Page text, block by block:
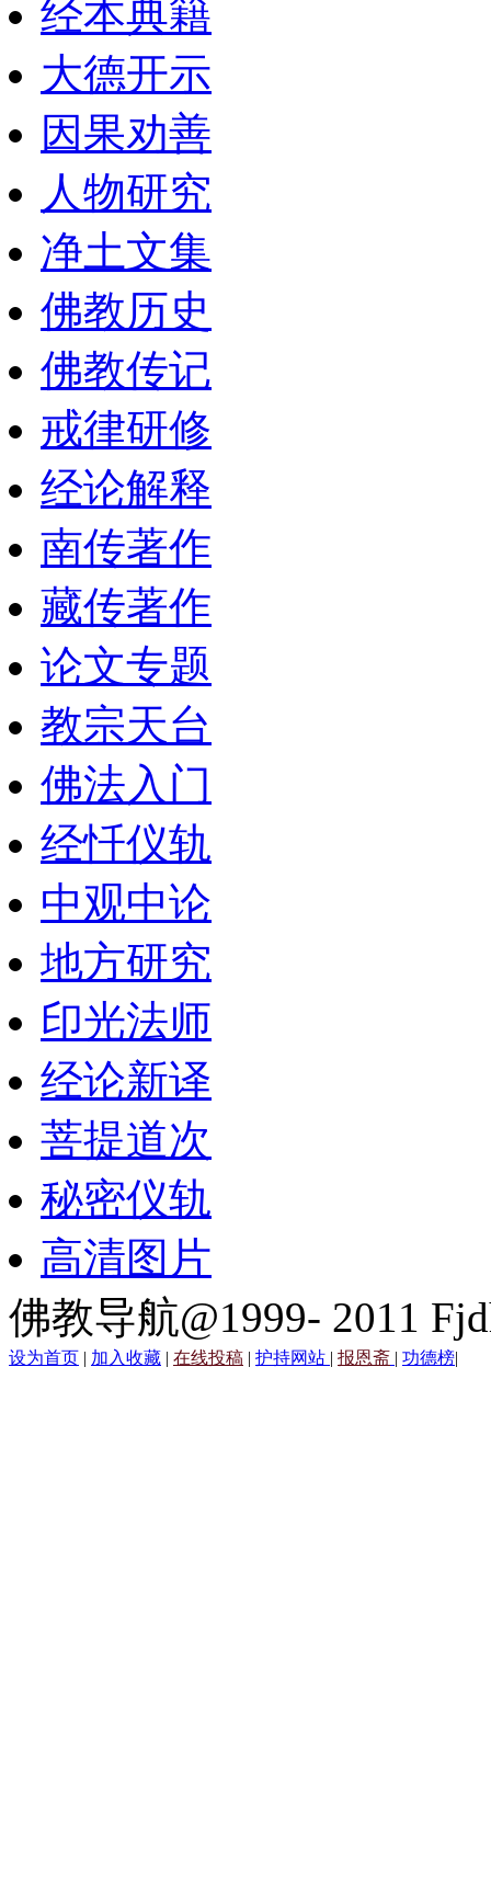
经本典籍
大德开示
因果劝善
人物研究
净土文集
佛教历史
佛教传记
戒律研修
经论解释
南传著作
藏传著作
论文专题
教宗天台
佛法入门
经忏仪轨
中观中论
地方研究
印光法师
经论新译
菩提道次
秘密仪轨
高清图片
佛教导航@1999- 2011
设为首页 | 加入收藏 | 在线投稿 | 护持网站 | 报恩斋 | 功德榜|